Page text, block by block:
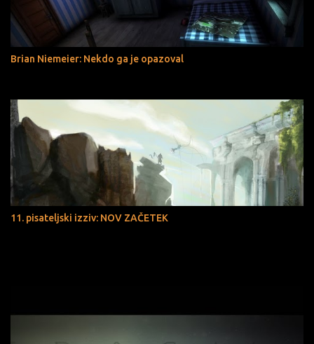
Brian Niemeier: Nekdo ga je opazoval
11. pisateljski izziv: NOV ZAČETEK